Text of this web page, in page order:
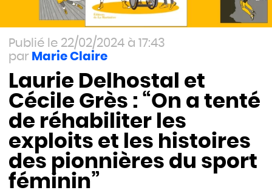
22/02/2024 à 17:43
Marie Claire
Laurie Delhostal et
Cécile Grès : “On a tenté
de réhabiliter les
exploits et les histoires
des pionnières du sport
féminin”